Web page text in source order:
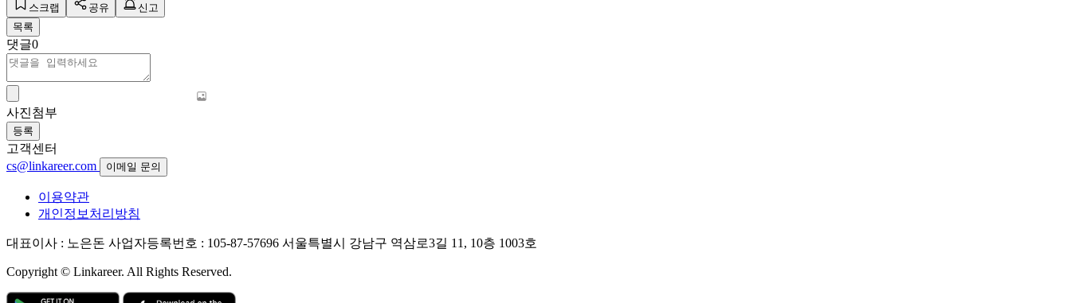
스크랩 공유
신고
목록
댓글0
사진첨부
등록
고객센터
cs@linkareer.com
이메일 문의
이용약관
개인정보처리방침
대표이사 : 노은돈 사업자등록번호 : 105-87-57696 서울특별시 강남구 역삼로3길 11, 10층 1003호
Copyright © Linkareer. All Rights Reserved.